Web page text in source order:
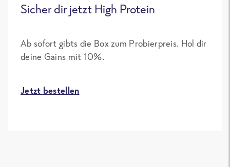
Sicher dir jetzt High Protein
Ab sofort gibts die Box zum Probierpreis. Hol dir
deine Gains mit 10%.
Jetzt bestellen